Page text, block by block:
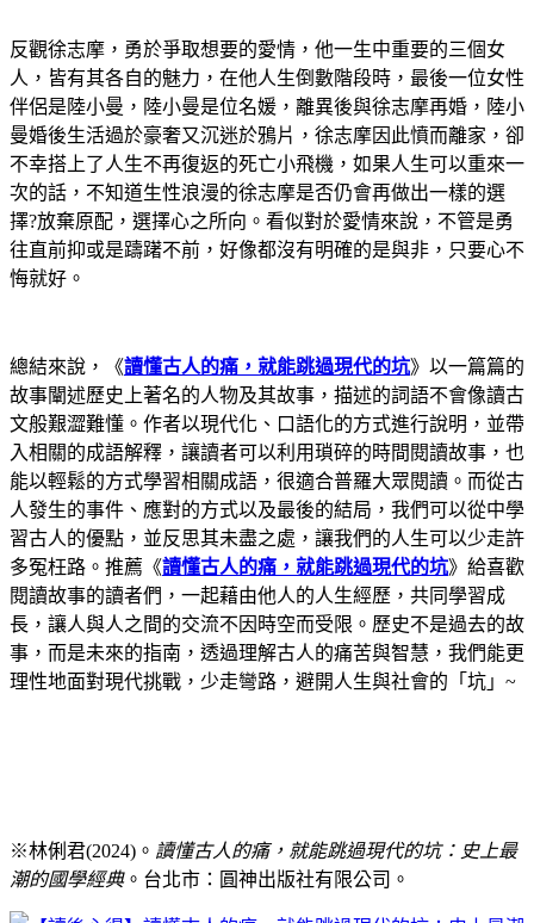
反觀徐志摩，勇於爭取想要的愛情，他一生中重要的三個女
人，皆有其各自的魅力，在他人生倒數階段時，最後一位女性
伴侶是陸小曼，陸小曼是位名媛，離異後與徐志摩再婚，陸小
曼婚後生活過於豪奢又沉迷於鴉片，徐志摩因此憤而離家，卻
不幸搭上了人生不再復返的死亡小飛機，如果人生可以重來一
次的話，不知道生性浪漫的徐志摩是否仍會再做出一樣的選
擇?放棄原配，選擇心之所向。看似對於愛情來說，不管是勇
往直前抑或是躊躇不前，好像都沒有明確的是與非，只要心不
悔就好。
總結來說，《讀懂古人的痛，就能跳過現代的坑》以一篇篇的
故事闡述歷史上著名的人物及其故事，描述的詞語不會像讀古
文般艱澀難懂。作者以現代化、口語化的方式進行說明，並帶
入相關的成語解釋，讓讀者可以利用瑣碎的時間閱讀故事，也
能以輕鬆的方式學習相關成語，很適合普羅大眾閱讀。而從古
人發生的事件、應對的方式以及最後的結局，我們可以從中學
習古人的優點，並反思其未盡之處，讓我們的人生可以少走許
多冤枉路。推薦《讀懂古人的痛，就能跳過現代的坑》給喜歡
閱讀故事的讀者們，一起藉由他人的人生經歷，共同學習成
長，讓人與人之間的交流不因時空而受限。歷史不是過去的故
事，而是未來的指南，透過理解古人的痛苦與智慧，我們能更
理性地面對現代挑戰，少走彎路，避開人生與社會的「坑」~
※林俐君(2024) 。 讀懂古人的痛，就能跳過現代的坑：史上最
潮的國學經典。台北市：圓神出版社有限公司。